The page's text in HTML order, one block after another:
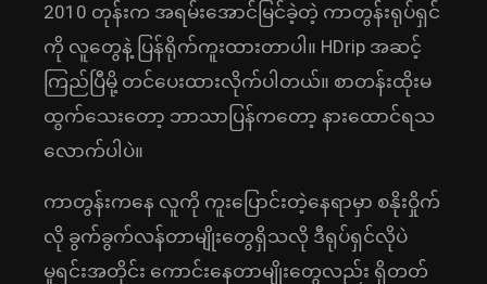
2010 တုန်းက အရမ်းအောင်မြင်ခဲ့တဲ့ ကာတွန်းရုပ်ရှင်
ကို လူတွေနဲ့ ပြန်ရိုက်ကူးထားတာပါ။ HDrip အဆင့်
ကြည်ပြီမို့ တင်ပေးထားလိုက်ပါတယ်။ စာတန်းထိုးမ
ထွက်သေးတော့ ဘာသာပြန်ကတော့ နားထောင်ရသ
လောက်ပါပဲ။
ကာတွန်းကနေ လူကို ကူးပြောင်းတဲ့နေရာမှာ စနိုးဝှိုက်
လို ခွက်ခွက်လန်တာမျိုးတွေရှိသလို ဒီရုပ်ရှင်လိုပဲ
မူရင်းအတိုင်း ကောင်းနေတာမျိုးတွေလည်း ရှိတတ်